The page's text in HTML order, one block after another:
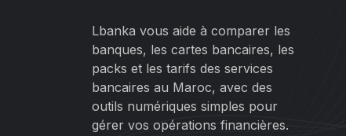
Lbanka vous aide à comparer les
banques, les cartes bancaires, les
packs et les tarifs des services
bancaires au Maroc, avec des
outils numériques simples pour
gérer vos opérations financières.